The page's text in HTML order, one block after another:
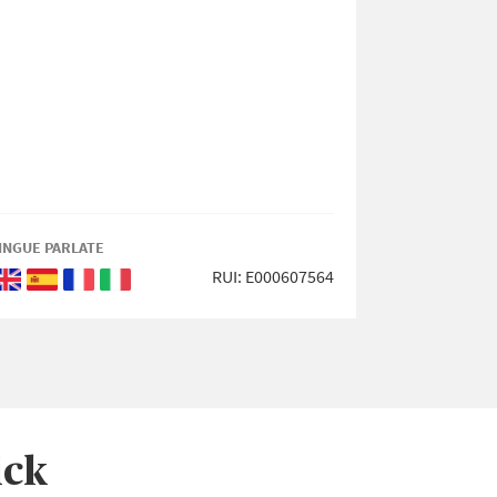
PARLATE
Inglese RUI: E000607564